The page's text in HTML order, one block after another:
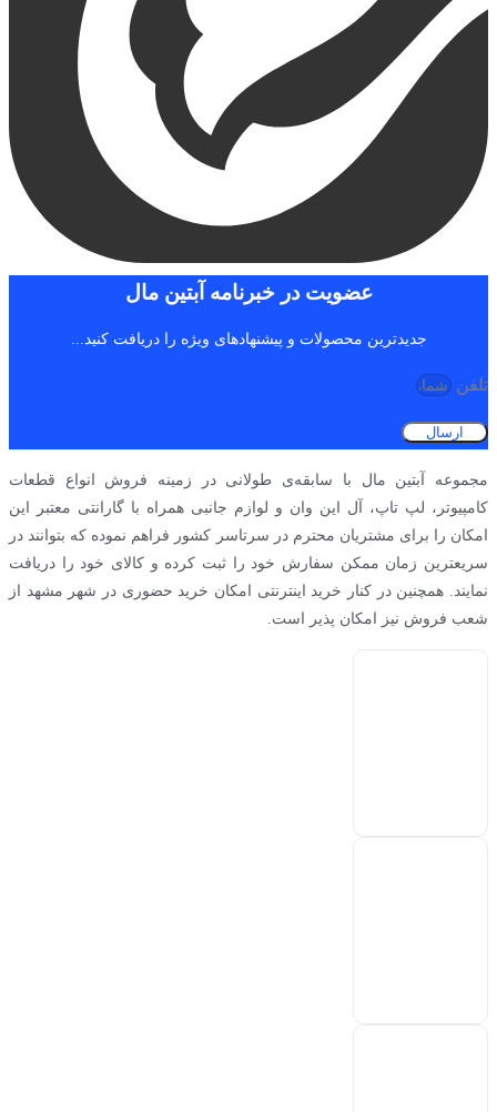
عضویت در خبرنامه آبتین مال
جدیدترین محصولات و پیشنهادهای ویژه را دریافت کنید...
تلفن
ارسال
مجموعه آبتین مال با سابقه‌ی طولانی در زمینه فروش انواع قطعات
کامپیوتر، لپ تاپ، آل این وان و لوازم جانبی همراه با گارانتی معتبر این
امکان را برای مشتریان محترم در سرتاسر کشور فراهم نموده که بتوانند در
سریعترین زمان ممکن سفارش خود را ثبت کرده و کالای خود را دریافت
نمایند. همچنین در کنار خرید اینترنتی امکان خرید حضوری در شهر مشهد از
شعب فروش نیز امکان پذیر است.